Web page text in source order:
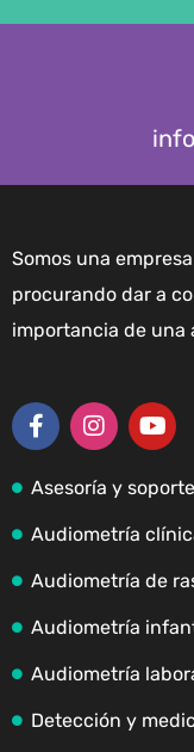
Somos una
procurando dar a
importancia de una
Asesoría y soporte
Audiometría
Audiometría de
Audiometría
Audiometría
Detección y